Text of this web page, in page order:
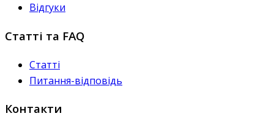
Відгуки
Статті та FAQ
Статті
Питання-відповідь
Контакти